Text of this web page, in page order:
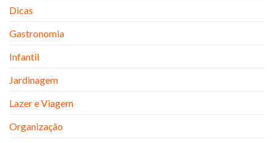
Dicas
Gastronomia
Infantil
Jardinagem
Lazer e Viagem
Organização